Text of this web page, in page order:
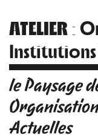
ATELIER :
le Paysage
Actuelles